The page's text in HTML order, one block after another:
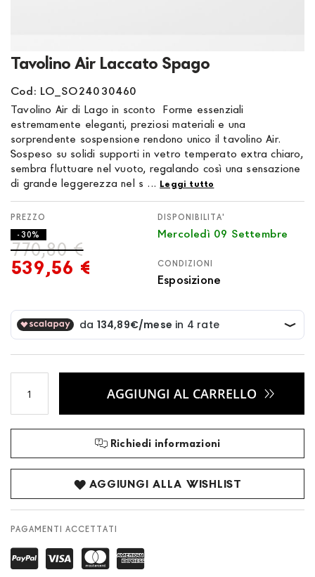
Tavolino Air Laccato Spago
Cod: LO_SO24030460
Tavolino Air di Lago in sconto Forme essenziali
estremamente eleganti, preziosi materiali e una
sorprendente sospensione rendono unico il tavolino Air.
Sospeso su solidi supporti in vetro temperato extra chiaro,
sembra fluttuare nel vuoto, regalando così una sensazione
di grande leggerezza nel s ... Leggi tutto
539,56 €
770,80 €
- 30%
DISPONIBILITA'
Mercoledì 09 Settembre
CONDIZIONI
Esposizione
AGGIUNGI AL CARRELLO
Richiedi informazioni
AGGIUNGI ALLA WISHLIST
PAGAMENTI ACCETTATI
Vai
all'inizio
della
galleria
di
immagini